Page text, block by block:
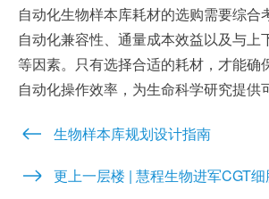
自动化生物样本库耗材的选购需要综合
自动化兼容性、通量成本效益以及与上
等因素。只有选择合适的耗材，才能确
自动化操作效率，为生命科学研究提供
生物样本库规划设计指南
更上一层楼 | 慧程生物进军CGT